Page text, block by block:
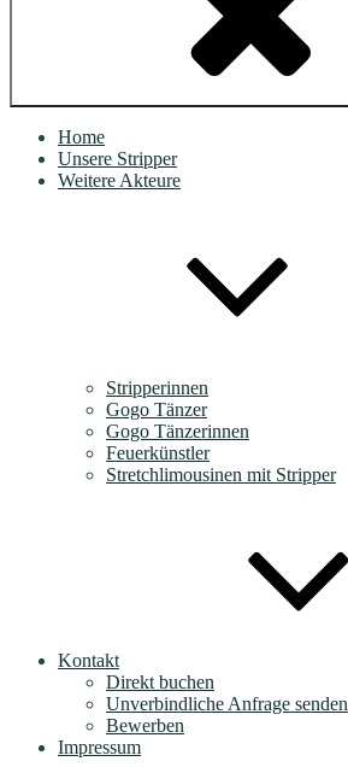
Home
Unsere Stripper
Weitere Akteure
Stripperinnen
Gogo Tänzer
Gogo Tänzerinnen
Feuerkünstler
Stretchlimousinen mit Stripper
Kontakt
Direkt buchen
Unverbindliche Anfrage senden
Bewerben
Impressum